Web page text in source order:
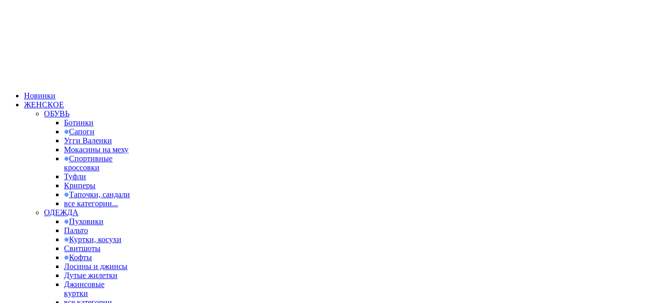
Новинки
ЖЕНСКОЕ
ОБУВЬ
Ботинки
Сапоги
Угги Валенки
Мокасины на меху
Спортивные
кроссовки
Туфли
Криперы
Тапочки, сандали
все категории...
ОДЕЖДА
Пуховики
Пальто
Куртки, косухи
Свитшоты
Кофты
Лосины и джинсы
Дутые жилетки
Джинсовые
куртки